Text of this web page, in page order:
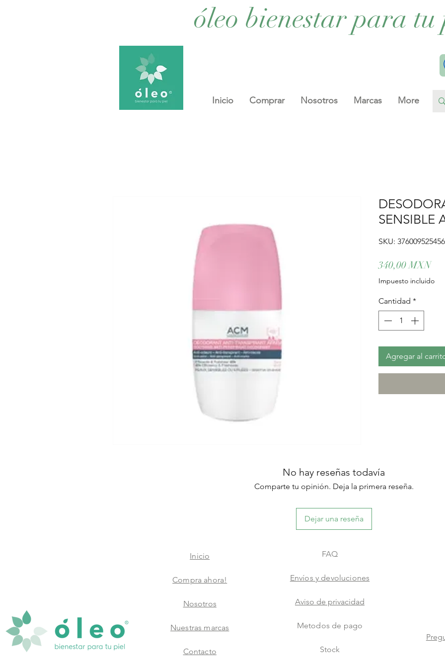
óleo bienestar para tu
Inicio Comprar Nosotros Marcas More
SENSIBLE
SKU:
340,00 MXN
Impuesto incluido
Cantidad *
Agregar al
No hay reseñas todavía
Comparte tu opinión. Deja la primera reseña.
Dejar una reseña
Inicio
Compra ahora!
Nosotros
Nuestras marcas
Contacto
FAQ
Envíos y devoluciones
Aviso de privacidad
Metodos de pago
Stock